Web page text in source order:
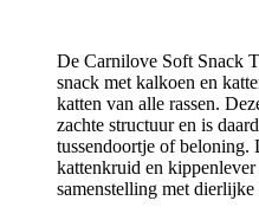
De Carnilove Soft Snack
snack met kalkoen en
katten van alle rassen.
zachte structuur en is
tussendoortje of beloning.
kattenkruid en
samenstelling met